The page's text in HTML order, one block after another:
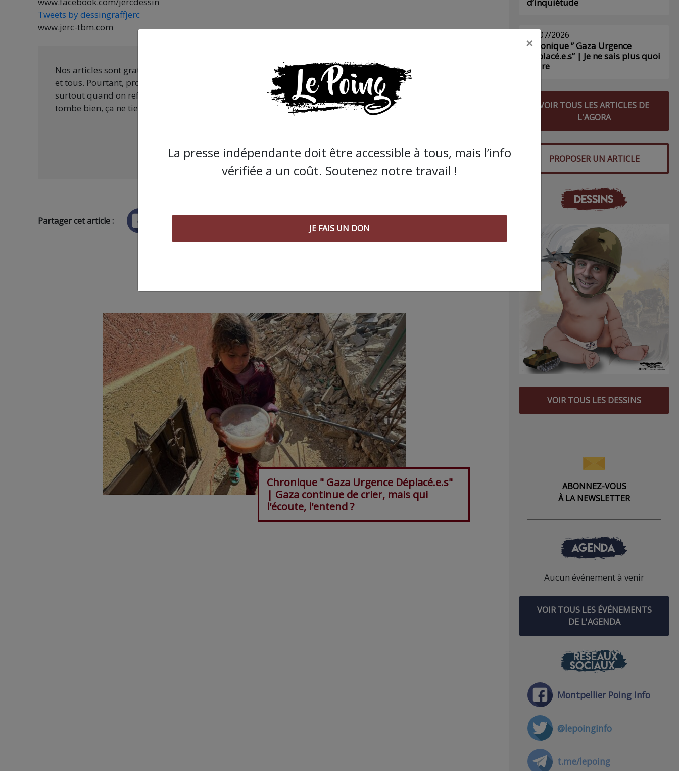
Tweets by dessingraffjerc
www.jerc-tbm.com
Nos articles sont gratuits car nous pensons que la presse indépendante doit être accessible à toutes
et tous. Pourtant, produire une information engagée et de qualité nécessite du temps et de l’argent,
surtout quand on refuse d’être aux ordres de Bolloré et de ses amis… Pourvu que ça dure ! Ça
tombe bien, ça ne tient qu’à vous :
Partager cet article :
Chronique " Gaza Urgence Déplacé.e.s"
| Gaza continue de crier, mais qui
l'écoute, l'entend ?
29/07/2026
Chronique ” Gaza Urgence
Déplacé.e.s” | Je ne sais plus quoi
écrire
VOIR TOUS LES ARTICLES DE
L'AGORA
PROPOSER UN ARTICLE
DESSINS
VOIR TOUS LES DESSINS
ABONNEZ-VOUS
À LA NEWSLETTER
AGENDA
Aucun événement à venir
VOIR TOUS LES ÉVÉNEMENTS
DE L'AGENDA
RÉSEAUX
SOCIAUX
Montpellier Poing Info
@lepoinginfo
t.me/lepoing
×
La presse indépendante doit être accessible à tous, mais l’info
vérifiée a un coût. Soutenez notre travail !
JE FAIS UN DON